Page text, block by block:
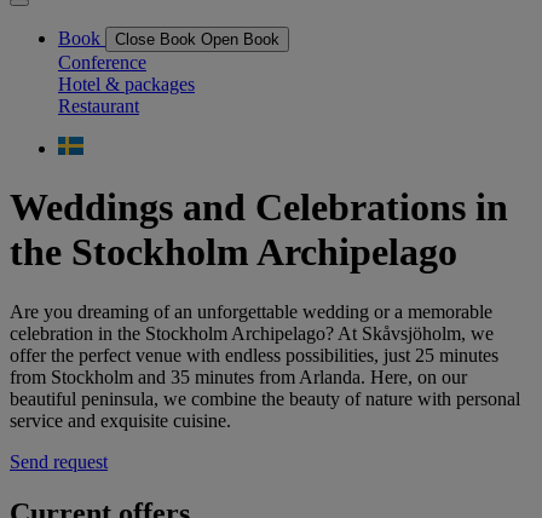
Book Close Book Open Book
Conference
Hotel & packages
Restaurant
Weddings and Celebrations in
the Stockholm Archipelago
Are you dreaming of an unforgettable wedding or a memorable
celebration in the Stockholm Archipelago? At Skåvsjöholm, we
offer the perfect venue with endless possibilities, just 25 minutes
from Stockholm and 35 minutes from Arlanda. Here, on our
beautiful peninsula, we combine the beauty of nature with personal
service and exquisite cuisine.
Send request